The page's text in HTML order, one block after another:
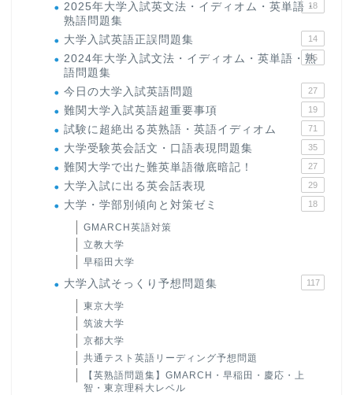
2025年大学入試英文法・イディオム・英単語・
熟語問題集
18
大学入試英語正誤問題集 14
2024年大学入試文法・イディオム・英単語・熟
語問題集
15
今日の大学入試英語問題 27
難関大学入試英語超重要事項 19
試験に超絶出る英熟語・英語イディオム 71
大学受験英会話文・口語表現問題集 35
難関大学で出た難英単語徹底暗記！ 27
大学入試に出る英会話表現 29
大学・学部別傾向と対策ゼミ 18
GMARCH英語対策
立教大学
早稲田大学
大学入試そっくり予想問題集 117
東京大学
筑波大学
京都大学
共通テスト英語リーディング予想問題
【英熟語問題集】GMARCH・早稲田・慶応・上
智・東京理科大レベル